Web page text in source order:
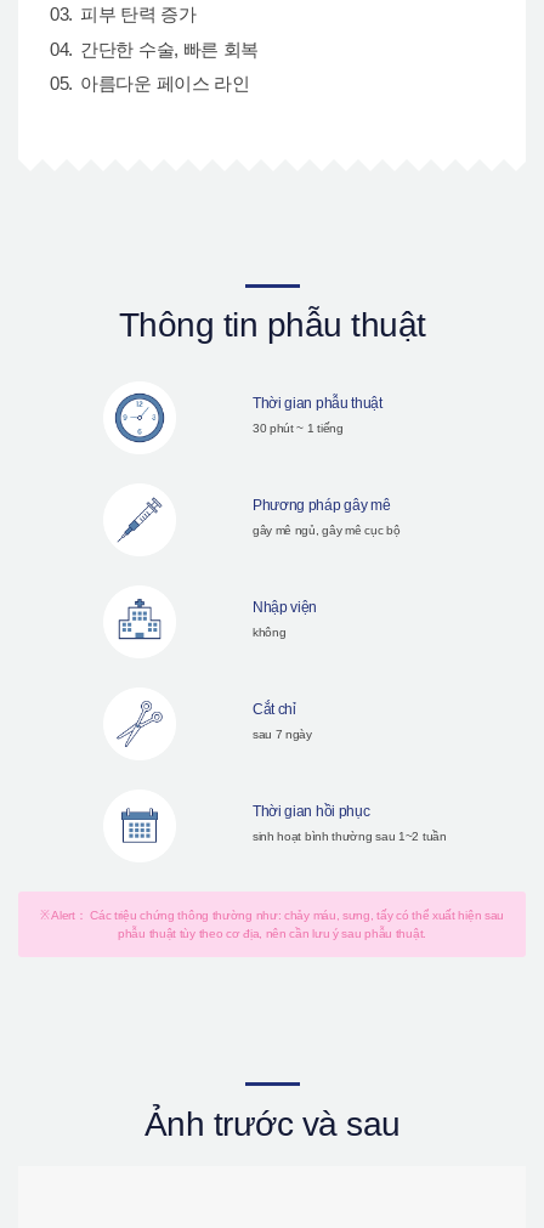
피부 탄력 증가
간단한 수술, 빠른 회복
아름다운 페이스 라인
Thông tin phẫu thuật
Thời gian phẫu thuật
30 phút ~ 1 tiếng
Phương pháp gây mê
gây mê ngủ, gây mê cục bộ
Nhập viện
không
Cắt chỉ
sau 7 ngày
Thời gian hồi phục
sinh hoạt bình thường sau 1~2 tuần
※ Alert： Các triệu chứng thông thường như: chảy máu, sưng, tấy có thể xuất hiện sau
phẫu thuật tùy theo cơ địa, nên cần lưu ý sau phẫu thuật.
Ảnh trước và sau